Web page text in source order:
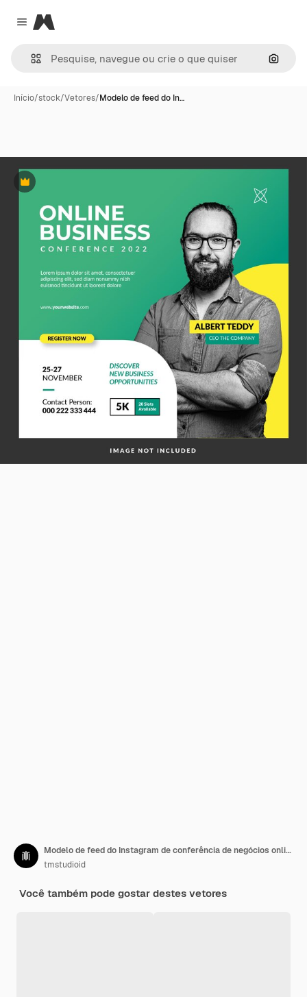
Close menu
Magnific
Início/stock/Vetores/Modelo de feed do In…
Premium
Modelo de feed do Instagram de conferência de negócios online
tmstudioid
Você também pode gostar destes vetores